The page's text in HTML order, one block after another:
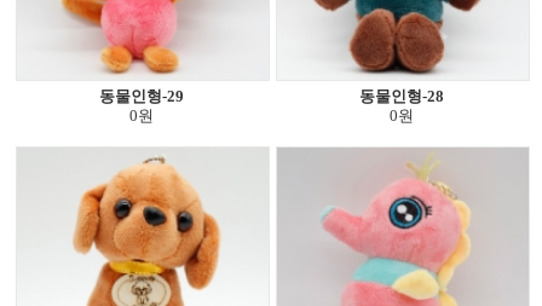
동물인형-29
0원
동물인형-28
0원